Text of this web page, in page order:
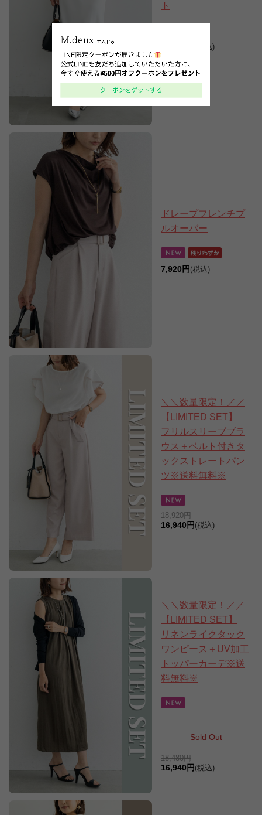
ト
(税込)
ドレープフレンチプ
ルオーバー
7,920円 (税込)
＼＼数量限定！／／
【LIMITED SET】
フリルスリーブブラ
ウス＋ベルト付きタ
ックストレートパン
ツ※送料無料※
18,920円
16,940円 (税込)
＼＼数量限定！／／
【LIMITED SET】
リネンライクタック
ワンピース＋UV加工
トッパーカーデ※送
料無料※
Sold Out
18,480円
16,940円 (税込)